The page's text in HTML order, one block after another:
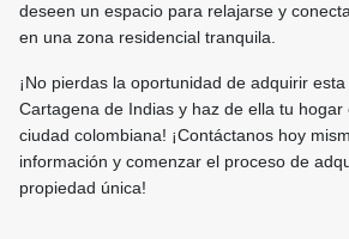
deseen un espacio para relajarse y
en una zona residencial tranquila.
¡No pierdas la oportunidad de adquirir
Cartagena de Indias y haz de ella tu hogar
ciudad colombiana! ¡Contáctanos hoy
información y comenzar el proceso de
propiedad única!